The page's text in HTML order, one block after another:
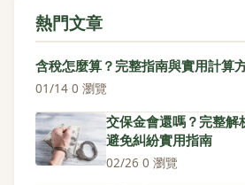
熱門文章
含稅怎麼算？完整指南與實用計算
01/14·0 瀏覽
交保金會還嗎？完整解
避免糾紛實用指南
02/26·0 瀏覽